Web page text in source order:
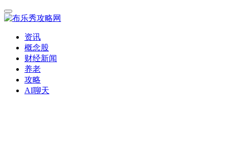
资讯
概念股
财经新闻
养老
攻略
AI聊天